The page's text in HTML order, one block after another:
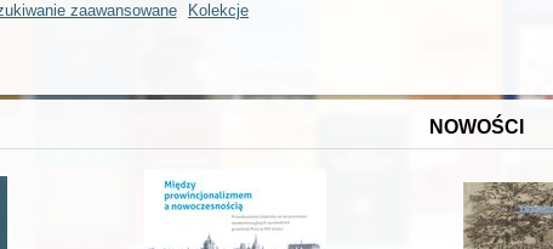
zaawansowane Kolekcje
NOWOŚCI